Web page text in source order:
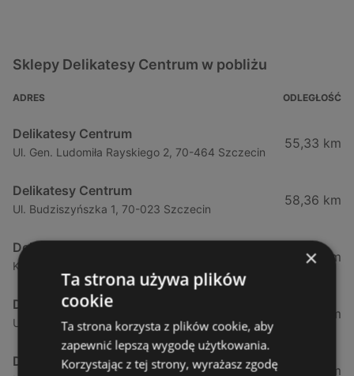
Sklepy Delikatesy Centrum w pobliżu
ADRES ODLEGŁOŚĆ
Delikatesy Centrum
Ul. Gen. Ludomiła Rayskiego 2, 70-464 Szczecin
55,33 km
Delikatesy Centrum
Ul. Budziszyńszka 1, 70-023 Szczecin
58,36 km
Delikatesy Centrum
Krasińskiego 66a, 74-100 Gryfino
73,79 km
Delikatesy Centrum
Ul. Szczecińska 45, 73-110 Stargard Szczeciński
79,96 km
Delikatesy Centrum
81,3 km
×
Ta strona używa plików
cookie
Ta strona korzysta z plików cookie, aby
zapewnić lepszą wygodę użytkowania.
Korzystając z tej strony, wyrażasz zgodę